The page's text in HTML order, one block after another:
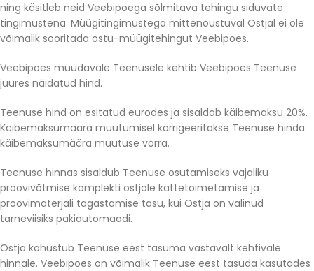
ning käsitleb neid Veebipoega sõlmitava tehingu siduvate
tingimustena. Müügitingimustega mittenõustuval Ostjal ei ole
võimalik sooritada ostu-müügitehingut Veebipoes.
Veebipoes müüdavale Teenusele kehtib Veebipoes Teenuse
juures näidatud hind.
Teenuse hind on esitatud eurodes ja sisaldab käibemaksu 20%.
Käibemaksumäära muutumisel korrigeeritakse Teenuse hinda
käibemaksumäära muutuse võrra.
Teenuse hinnas sisaldub Teenuse osutamiseks vajaliku
proovivõtmise komplekti ostjale kättetoimetamise ja
proovimaterjali tagastamise tasu, kui Ostja on valinud
tarneviisiks pakiautomaadi.
Ostja kohustub Teenuse eest tasuma vastavalt kehtivale
hinnale. Veebipoes on võimalik Teenuse eest tasuda kasutades